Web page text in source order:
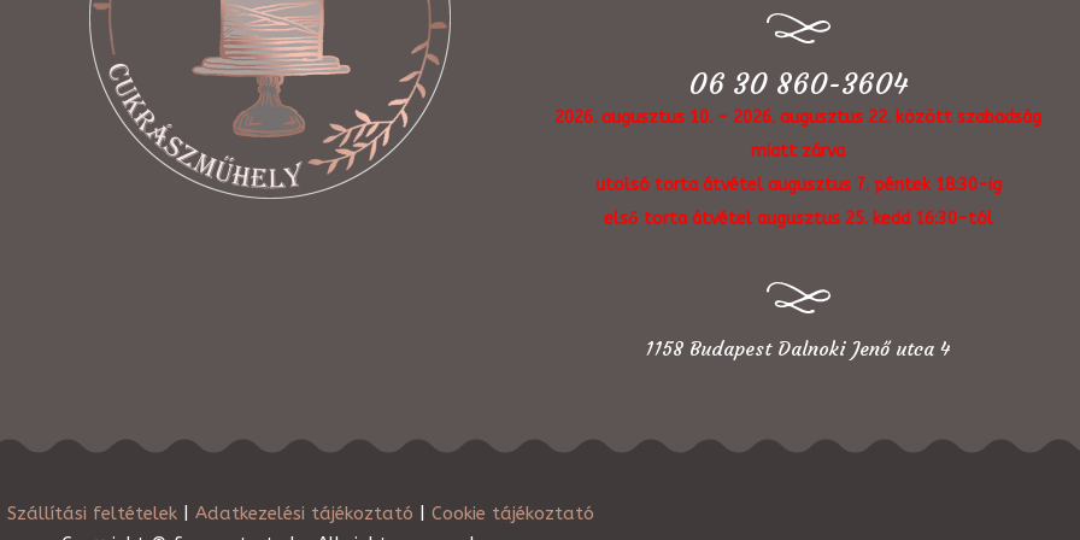
06 30 860-3604
2026. augusztus 10. - 2026. augusztus 22. között szabadság
miatt zárva
utolsó torta átvétel augusztus 7. péntek 18:30-ig
első torta átvétel augusztus 25. kedd 16:30-tól
1158 Budapest Dalnoki Jenő utca 4
Szállítási feltételek| Adatkezelési tájékoztató
Cookie tájékoztató